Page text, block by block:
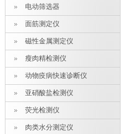
电动筛选器
面筋测定仪
磁性金属测定仪
瘦肉精检测仪
动物疫病快速诊断仪
亚硝酸盐检测仪
荧光检测仪
肉类水分测定仪